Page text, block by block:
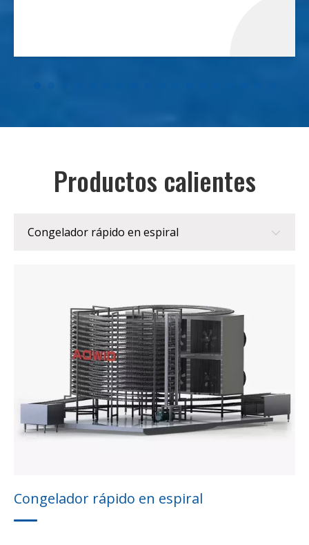
Productos calientes
Congelador rápido en espiral
Almacenamiento en frío
Compresor de tornillo de amoníaco
Congelador de placa de contacto
Congelador rápido fluidizado
Horno de vapor espiral
Congelador rápido en espiral